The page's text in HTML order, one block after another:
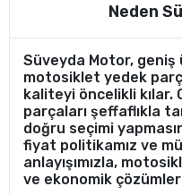
Neden
Süveyda Motor,
motosiklet yedek
kaliteyi öncelikli kılar.
parçaları şeffaflıkla
doğru seçimi
fiyat politikamız ve
anlayışımızla,
ve ekonomik çözümler